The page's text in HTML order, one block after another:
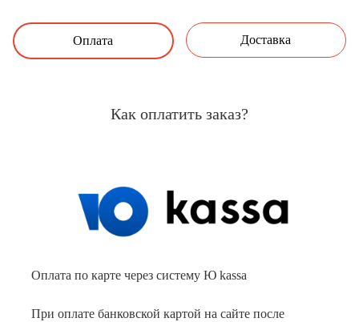
Оплата Доставка
Как оплатить заказ?
Оплата по карте через систему Ю kassa
При оплате банковской картой на сайте после